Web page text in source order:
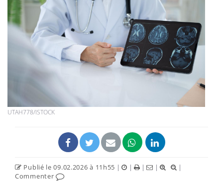
UTAH778/ISTOCK
Publié le 09.02.2026 à 11h55 | | | |
|
Commenter